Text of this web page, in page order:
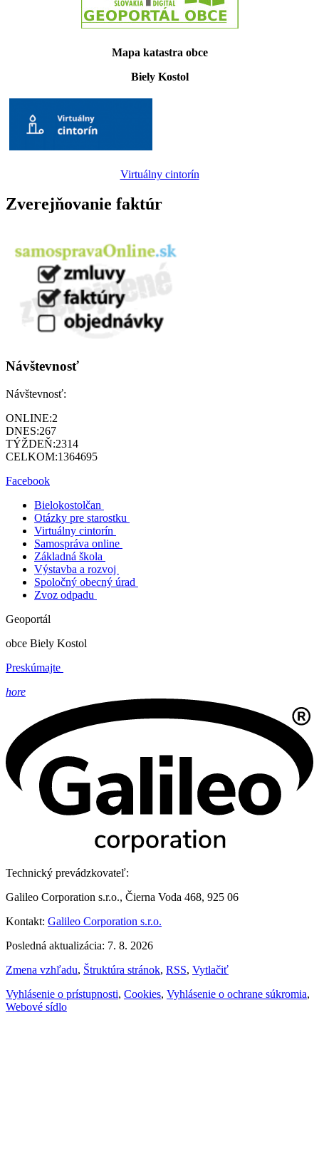
Mapa katastra obce
Biely Kostol
Virtuálny cintorín
Zverejňovanie faktúr
Návštevnosť
Návštevnosť:
ONLINE:2
DNES:267
TÝŽDEŇ:2314
CELKOM:1364695
Facebook
Bielokostolčan
Otázky pre starostku
Virtuálny cintorín
Samospráva online
Základná škola
Výstavba a rozvoj
Spoločný obecný úrad
Zvoz odpadu
Geoportál
obce Biely Kostol
Preskúmajte
hore
Technický prevádzkovateľ:
Galileo Corporation s.r.o., Čierna Voda 468, 925 06
Kontakt: Galileo Corporation s.r.o.
Posledná aktualizácia: 7. 8. 2026
Zmena vzhľadu, Štruktúra stránok, RSS, Vytlačiť
Vyhlásenie o prístupnosti, Cookies, Vyhlásenie o ochrane súkromia,
Webové sídlo